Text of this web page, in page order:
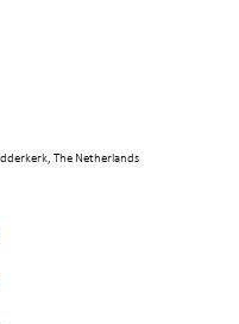
The Netherlands